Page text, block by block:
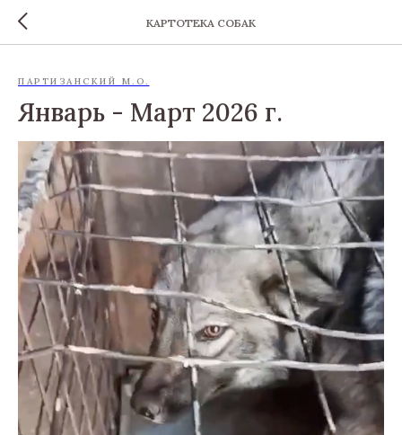
КАРТОТЕКА СОБАК
ПАРТИЗАНСКИЙ М.О.
Январь - Март 2026 г.